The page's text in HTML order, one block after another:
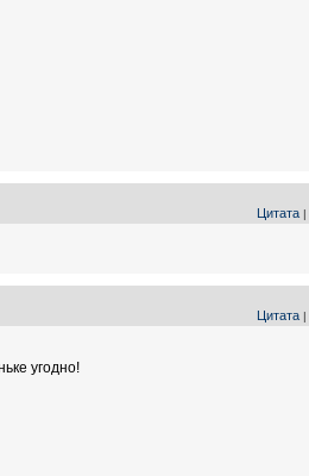
Цитата |
Цитата |
угодно!